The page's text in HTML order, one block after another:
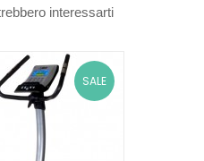
interessarti
SALE